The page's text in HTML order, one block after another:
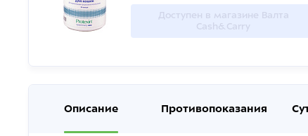
Доступен в магазине Валта
Cash&Carry
Описание Противопоказания